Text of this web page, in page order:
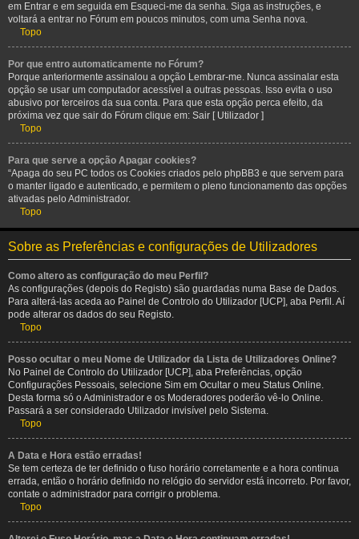
em Entrar e em seguida em Esqueci-me da senha. Siga as instruções, e
voltará a entrar no Fórum em poucos minutos, com uma Senha nova.
Topo
Por que entro automaticamente no Fórum?
Porque anteriormente assinalou a opção Lembrar-me. Nunca assinalar esta
opção se usar um computador acessível a outras pessoas. Isso evita o uso
abusivo por terceiros da sua conta. Para que esta opção perca efeito, da
próxima vez que sair do Fórum clique em: Sair [ Utilizador ]
Topo
Para que serve a opção Apagar cookies?
“Apaga do seu PC todos os Cookies criados pelo phpBB3 e que servem para
o manter ligado e autenticado, e permitem o pleno funcionamento das opções
ativadas pelo Administrador.
Topo
Sobre as Preferências e configurações de Utilizadores
Como altero as configuração do meu Perfil?
As configurações (depois do Registo) são guardadas numa Base de Dados.
Para alterá-las aceda ao Painel de Controlo do Utilizador [UCP], aba Perfil. Aí
pode alterar os dados do seu Registo.
Topo
Posso ocultar o meu Nome de Utilizador da Lista de Utilizadores Online?
No Painel de Controlo do Utilizador [UCP], aba Preferências, opção
Configurações Pessoais, selecione Sim em Ocultar o meu Status Online.
Desta forma só o Administrador e os Moderadores poderão vê-lo Online.
Passará a ser considerado Utilizador invisível pelo Sistema.
Topo
A Data e Hora estão erradas!
Se tem certeza de ter definido o fuso horário corretamente e a hora continua
errada, então o horário definido no relógio do servidor está incorreto. Por favor,
contate o administrador para corrigir o problema.
Topo